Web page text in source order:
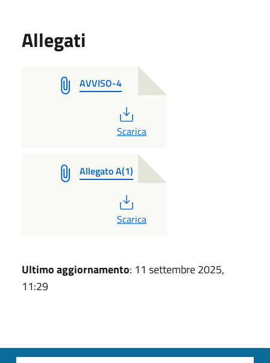
Allegati
AVVISO-4
PDF
Scarica
Allegato A(1)
PDF
Scarica
Ultimo aggiornamento: 11 settembre 2025,
11:29